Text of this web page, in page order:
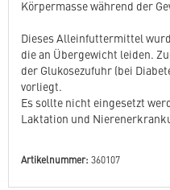
Körpermasse während der
Dieses Alleinfuttermittel
die an Übergewicht leiden.
der Glukosezufuhr (bei
vorliegt.
Es sollte nicht eingesetzt
Laktation und
Artikelnummer: 360107